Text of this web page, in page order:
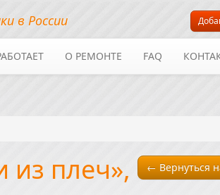
в России
О РЕМОНТЕ FAQ
← Вернуться
из плеч»,